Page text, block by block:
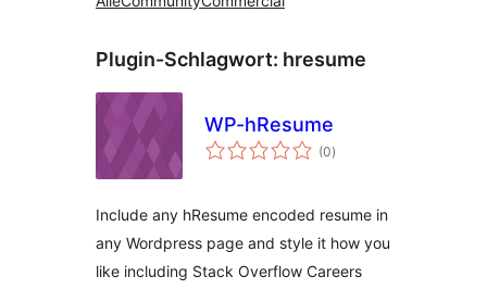
Plugin-Schlagwort: hresume
WP-hResume
(0Bewertungen
insgesamt
)
Include any hResume encoded resume in
any Wordpress page and style it how you
like including Stack Overflow Careers